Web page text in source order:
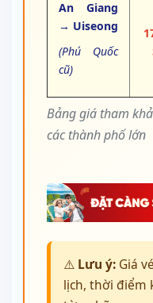
Bảng giá tham
các thành phố lớn
An Giang
→ Uiseong
(Phú Quốc
cũ)
⚠️ Lưu ý:Giá
lịch, thời điểm